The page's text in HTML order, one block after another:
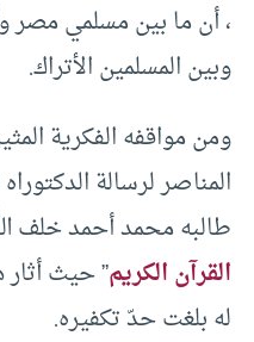
، أن ما بين مسلمي مصر
وبين المسلمين الأتراك.
ومن مواقفه الفكرية
المناصر لرسالة
طالبه محمد أحمد خلف
القرآن الكريم” حيث أثار
له بلغت حدّ تكفيره.